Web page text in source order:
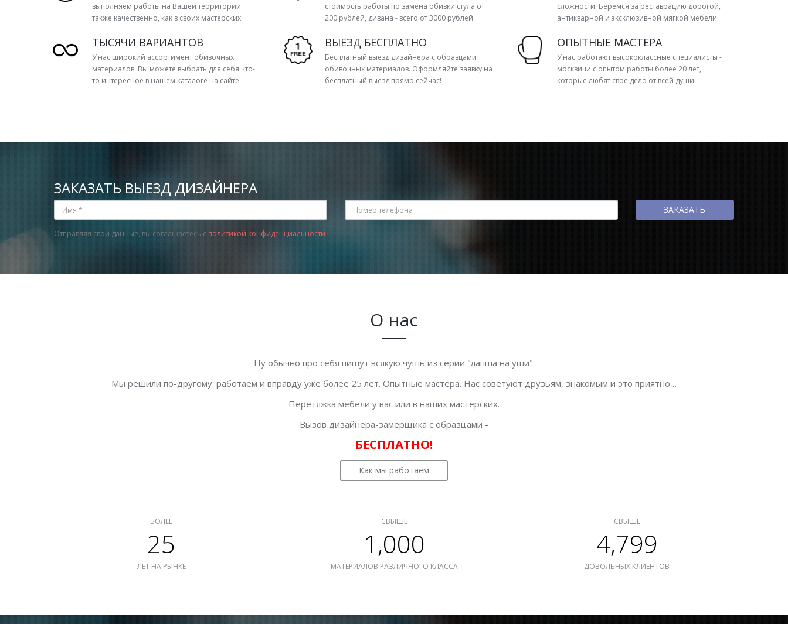
выполняем работы на Вашей территории
также качественно, как в своих мастерских
стоимость работы по замена обивки стула от
200 рублей, дивана - всего от 3000 рублей
сложности. Берёмся за реставрацию дорогой,
антикварной и эксклюзивной мягкой мебели
ТЫСЯЧИ ВАРИАНТОВ
У нас широкий ассортимент обивочных
материалов. Вы можете выбрать для себя что-
то интересное в нашем каталоге на сайте
ВЫЕЗД БЕСПЛАТНО
Бесплатный выезд дизайнера с образцами
обивочных материалов. Оформляйте заявку на
бесплатный выезд прямо сейчас!
ОПЫТНЫЕ МАСТЕРА
У нас работают высококлассные специалисты -
москвичи с опытом работы более 20 лет,
которые любят свое дело от всей души
ЗАКАЗАТЬ ВЫЕЗД ДИЗАЙНЕРА
Отправляя свои данные, вы соглашаетесь с политикой конфиденциальности
О нас
Ну обычно про себя пишут всякую чушь из серии "лапша на уши".
Мы решили по-другому: работаем и вправду уже более 25 лет. Опытные мастера. Нас советуют друзьям, знакомым и это приятно…
Перетяжка мебели у вас или в наших мастерских.
Вызов дизайнера-замерщика с образцами -
БЕСПЛАТНО!
Как мы работаем
БОЛЕЕ
25
ЛЕТ НА РЫНКЕ
СВЫШЕ
1,000
МАТЕРИАЛОВ РАЗЛИЧНОГО КЛАССА
СВЫШЕ
4,799
ДОВОЛЬНЫХ КЛИЕНТОВ